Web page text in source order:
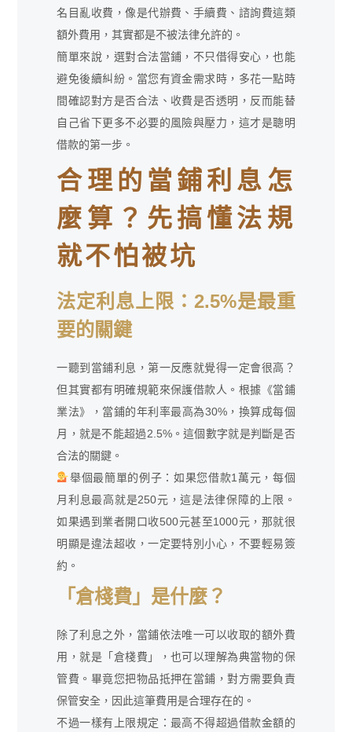
名目亂收費，像是代辦費、手續費、諮詢費這類
額外費用，其實都是不被法律允許的。
簡單來說，選對合法當鋪，不只借得安心，也能
避免後續糾紛。當您有資金需求時，多花一點時
間確認對方是否合法、收費是否透明，反而能替
自己省下更多不必要的風險與壓力，這才是聰明
借款的第一步。
合理的當鋪利息怎
麼算？先搞懂法規
就不怕被坑
法定利息上限：2.5%是最重
要的關鍵
一聽到當鋪利息，第一反應就覺得一定會很高？
但其實都有明確規範來保護借款人。根據《當鋪
業法》，當鋪的年利率最高為30%，換算成每個
月，就是不能超過2.5%。這個數字就是判斷是否
合法的關鍵。
舉個最簡單的例子：如果您借款1萬元，每個
月利息最高就是250元，這是法律保障的上限。
如果遇到業者開口收500元甚至1000元，那就很
明顯是違法超收，一定要特別小心，不要輕易簽
約。
「倉棧費」是什麼？
除了利息之外，當鋪依法唯一可以收取的額外費
用，就是「倉棧費」，也可以理解為典當物的保
管費。畢竟您把物品抵押在當鋪，對方需要負責
保管安全，因此這筆費用是合理存在的。
不過一樣有上限規定：最高不得超過借款金額的